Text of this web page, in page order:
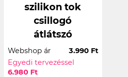
szilikon tok
csillogó
átlátszó
Webshop ár
3.990 Ft
Egyedi tervezéssel
6.980 Ft